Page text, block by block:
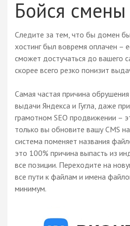
Бойся смены
Следите за тем, что бы домен
хостинг был вовремя оплачен –
сможет достучаться до вашего
скорее всего резко понизит
Самая частая причина
выдачи Яндекса и Гугла, даже
грамотном SEO продвижении –
только вы обновите вашу CMS
система поменяет названия
это 100% причина выпасть из
все позиции. Переходите на
все пути к файлам и имена
минимум.